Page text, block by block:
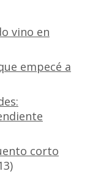
vino en
empecé a
corto